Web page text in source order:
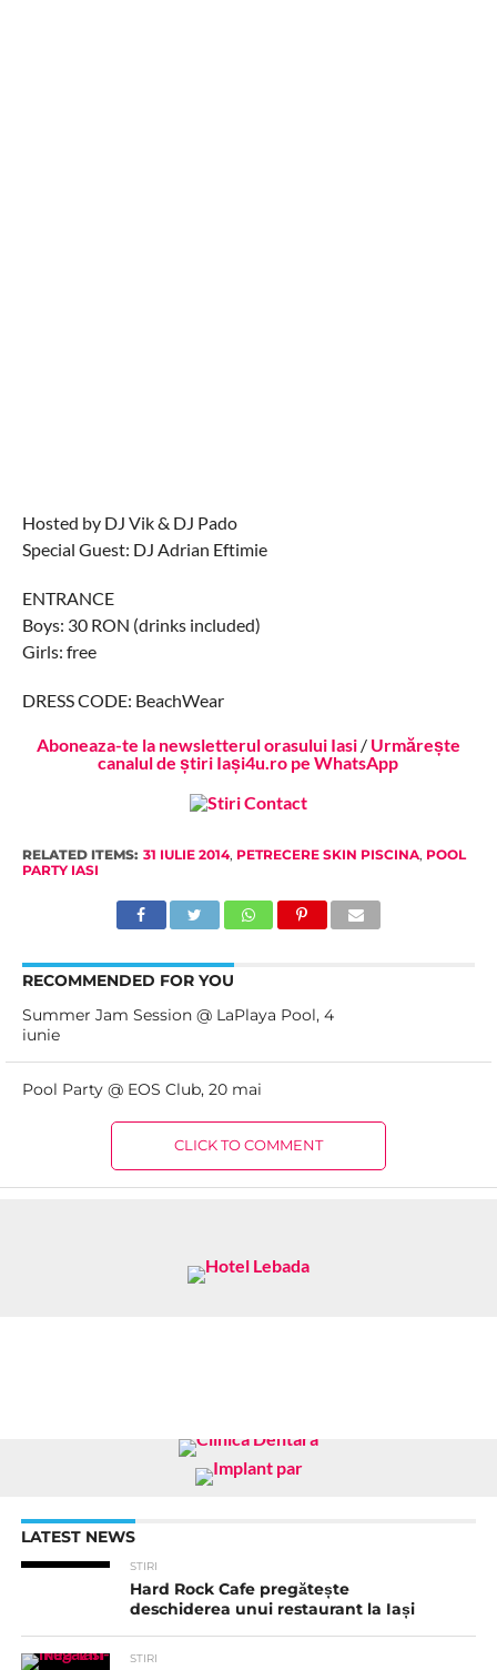
Hosted by DJ Vik & DJ Pado
Special Guest: DJ Adrian Eftimie
ENTRANCE
Boys: 30 RON (drinks included)
Girls: free
DRESS CODE: BeachWear
Aboneaza-te la newsletterul orasului Iasi/ Urmărește
canalul de știri Iași4u.ro pe WhatsApp
RELATED ITEMS: 31 IULIE 2014, PETRECERE SKIN PISCINA, POOL
PARTY IASI
RECOMMENDED FOR YOU
Summer Jam Session @ LaPlaya Pool, 4
iunie
Pool Party @ EOS Club, 20 mai
CLICK TO COMMENT
LATEST NEWS
STIRI
Hard Rock Cafe pregătește
deschiderea unui restaurant la Iași
STIRI